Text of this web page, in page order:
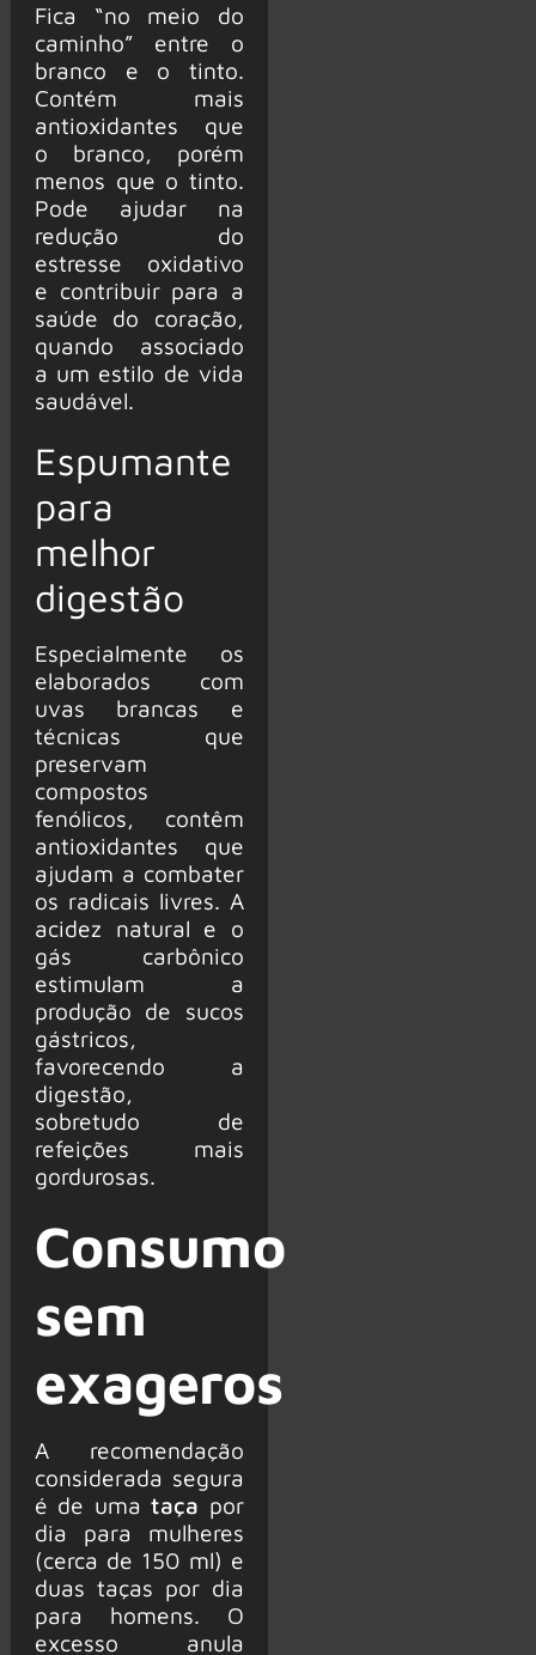
Fica “no meio do
caminho” entre o
branco e o tinto.
Contém mais
antioxidantes que
o branco, porém
menos que o tinto.
Pode ajudar na
redução do
estresse oxidativo
e contribuir para a
saúde do coração,
quando associado
a um estilo de vida
saudável.
Espumante
para
melhor
digestão
Especialmente os
elaborados com
uvas brancas e
técnicas que
preservam
compostos
fenólicos, contêm
antioxidantes que
ajudam a combater
os radicais livres. A
acidez natural e o
gás carbônico
estimulam a
produção de sucos
gástricos,
favorecendo a
digestão,
sobretudo de
refeições mais
gordurosas.
Consumo
sem
exageros
A recomendação
considerada segura
é de umataça por
dia para mulheres
(cerca de 150 ml) e
duas taças por dia
para homens. O
excesso anula